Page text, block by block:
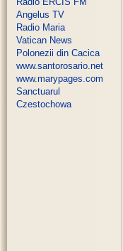
Angelus TV
Radio Maria
Vatican News
Polonezii din Cacica
www.santorosario.net
www.marypages.com
Sanctuarul
Czestochowa